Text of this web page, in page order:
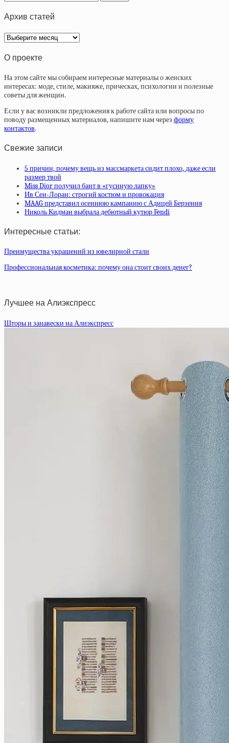
Архив статей
Архив
статей
О проекте
На этом сайте мы собираем интересные материалы о женских
интересах: моде, стиле, макияже, прическах, психологии и полезные
советы для женщин.
Если у вас возникли предложения к работе сайта или вопросы по
поводу размещенных материалов, напишите нам через форму
контактов.
Свежие записи
5 причин, почему вещь из массмаркета сидит плохо, даже если
размер твой
Miss Dior получил бант в «гусиную лапку»
Ив Сен-Лоран: строгий костюм и провокация
MAAG представил осеннюю кампанию с Адицей Берзения
Николь Кидман выбрала дебютный кутюр Fendi
Интересные статьи:
Преимущества украшений из ювелирной стали
Профессиональная косметика: почему она стоит своих денег?
Лучшее на Алиэкспресс
Шторы и занавески на Алиэкспресс